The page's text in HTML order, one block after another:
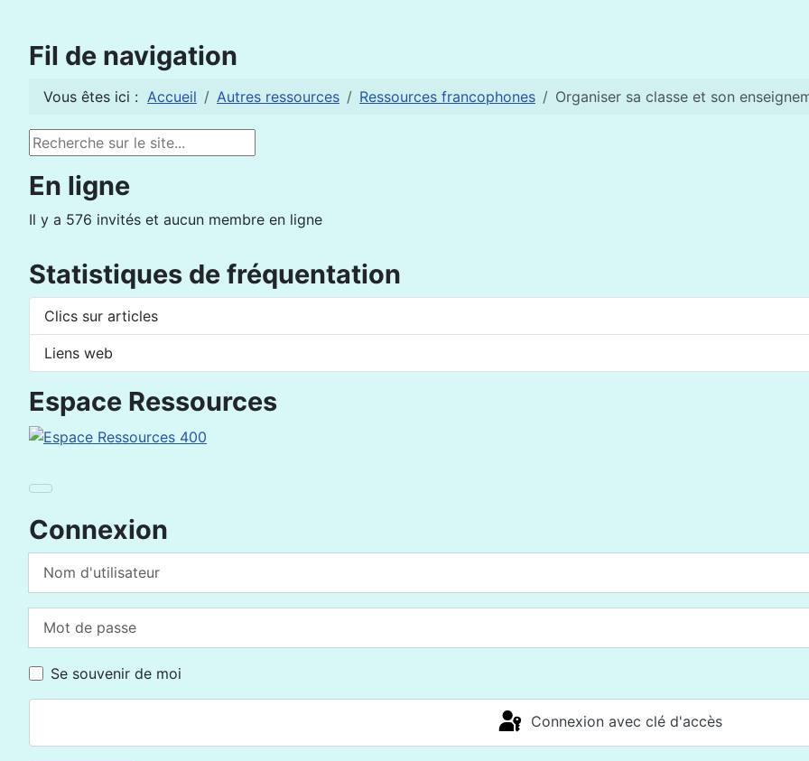
Espace Ressources
Connexion
Se souvenir de moi
Connexion avec clé d'accès
Fil de navigation
Vous êtes ici : Accueil Autres ressources Ressources francophones Organiser sa classe et son
Rechercher
En ligne
Il y a 576 invités et aucun membre en ligne
Statistiques de fréquentation
Clics sur articles
Liens web